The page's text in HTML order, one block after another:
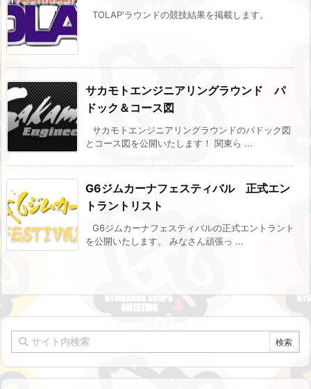
TOLAP'ラウンドの競技結果を掲載します。
サカモトエンジニアリングラウンド パ
ドック＆コース図
サカモトエンジニアリングラウンドのパドック図
とコース図を公開いたします！ 関東ら ...
G6ジムカーナフェスティバル 正式エン
トラントリスト
G6ジムカーナフェスティバルの正式エントラント
を公開いたします。 みなさん頑張っ ...